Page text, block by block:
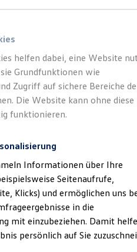
Leasing
Leasing
Garantien
bei Volkswagen
& Rechtliches
helfen dabei, eine Website
Grundfunktionen wie
Zugriff auf sichere Bereiche
Die Website kann ohne diese
funktionieren.
Informationen über Ihre
Seitenaufrufe,
Klicks) und ermöglichen uns
in die
mit einzubeziehen. Damit
persönlich auf Sie